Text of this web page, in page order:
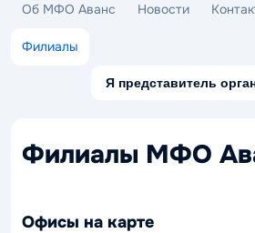
Об МФО Аванс Новости
Филиалы
Я представитель
Филиалы МФО
Офисы на карте